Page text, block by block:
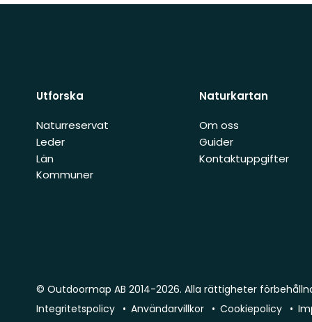
Utforska
Naturreservat
Leder
Län
Kommuner
Naturkartan
Om oss
Guider
Kontaktuppgifter
© Outdoormap AB 2014-2026. Alla rättigheter
Integritetspolicy
Användarvillkor Cookiepolicy